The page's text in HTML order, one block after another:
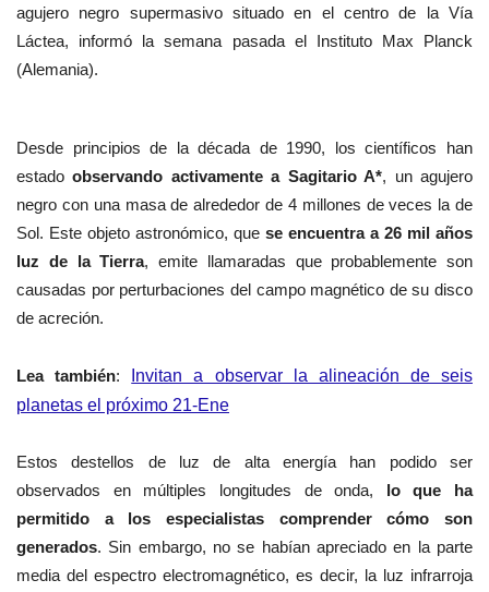
agujero negro supermasivo situado en el centro de la Vía
Láctea, informó la semana pasada el Instituto Max Planck
(Alemania).
Desde principios de la década de 1990, los científicos han
estadoobservando activamente a Sagitario A*, un agujero
negro con una masa de alrededor de 4 millones de veces la de
Sol. Este objeto astronómico, que se encuentra a 26 mil años
luz de la Tierra, emite llamaradas que probablemente son
causadas por perturbaciones del campo magnético de su disco
de acreción.
Lea también:
Invitan a observar la alineación de seis
planetas el próximo 21-Ene
Estos destellos de luz de alta energía han podido ser
observados en múltiples longitudes de onda, lo que ha
permitido a los especialistas comprender cómo son
generados. Sin embargo, no se habían apreciado en la parte
media del espectro electromagnético, es decir, la luz infrarroja